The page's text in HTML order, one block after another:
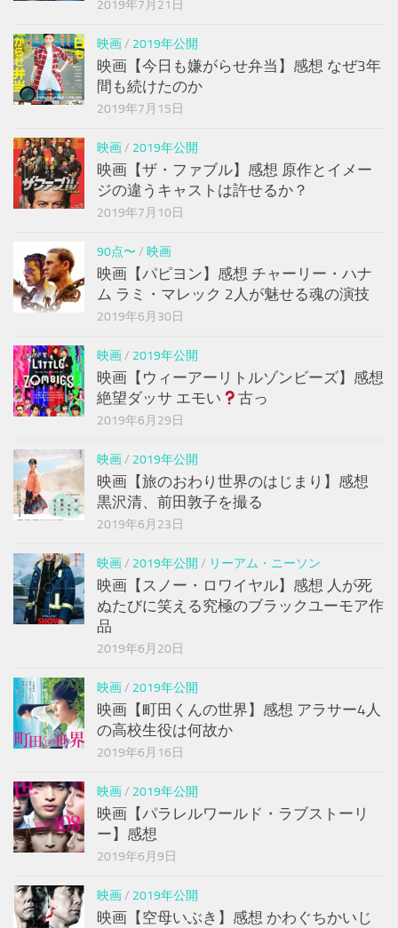
2019年7月21日
映画/ 2019年公開
映画【今日も嫌がらせ弁当】感想 なぜ3年
間も続けたのか
2019年7月15日
映画/ 2019年公開
映画【ザ・ファブル】感想 原作とイメー
ジの違うキャストは許せるか？
2019年7月10日
90点〜 / 映画
映画【パピヨン】感想 チャーリー・ハナ
ム ラミ・マレック 2人が魅せる魂の演技
2019年6月30日
映画/ 2019年公開
映画【ウィーアーリトルゾンビーズ】感想
絶望ダッサ エモい
古っ
2019年6月29日
映画/ 2019年公開
映画【旅のおわり世界のはじまり】感想
黒沢清、前田敦子を撮る
2019年6月23日
映画/ 2019年公開 / リーアム・ニーソン
映画【スノー・ロワイヤル】感想 人が死
ぬたびに笑える究極のブラックユーモア作
品
2019年6月20日
映画/ 2019年公開
映画【町田くんの世界】感想 アラサー4人
の高校生役は何故か
2019年6月16日
映画/ 2019年公開
映画【パラレルワールド・ラブストーリ
ー】感想
2019年6月9日
映画/ 2019年公開
映画【空母いぶき】感想 かわぐちかいじ